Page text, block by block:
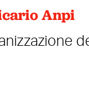
Anpi